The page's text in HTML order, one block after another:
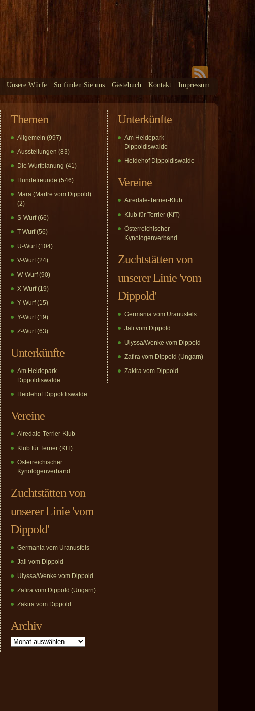
Unsere Würfe So finden Sie uns Gästebuch Kontakt Impressum
Themen
Allgemein (997)
Ausstellungen (83)
Die Wurfplanung (41)
Hundefreunde (546)
Mara (Martre vom Dippold)
(2)
S-Wurf(66)
T-Wurf(56)
U-Wurf(104)
V-Wurf(24)
W-Wurf(90)
X-Wurf(19)
Y-Wurf(15)
Y-Wurf(19)
Z-Wurf(63)
Unterkünfte
Am Heidepark
Dippoldiswalde
Heidehof Dippoldiswalde
Vereine
Airedale-Terrier-Klub
Klub für Terrier (KfT)
Österreichischer
Kynologenverband
Zuchtstätten von
unserer Linie 'vom
Dippold'
Germania vom Uranusfels
Jali vom Dippold
Ulyssa/Wenke vom Dippold
Zafira vom Dippold (Ungarn)
Zakira vom Dippold
Archiv
Archiv
Unterkünfte
Am Heidepark
Dippoldiswalde
Heidehof Dippoldiswalde
Vereine
Airedale-Terrier-Klub
Klub für Terrier (KfT)
Österreichischer
Kynologenverband
Zuchtstätten von
unserer Linie 'vom
Dippold'
Germania vom Uranusfels
Jali vom Dippold
Ulyssa/Wenke vom Dippold
Zafira vom Dippold (Ungarn)
Zakira vom Dippold